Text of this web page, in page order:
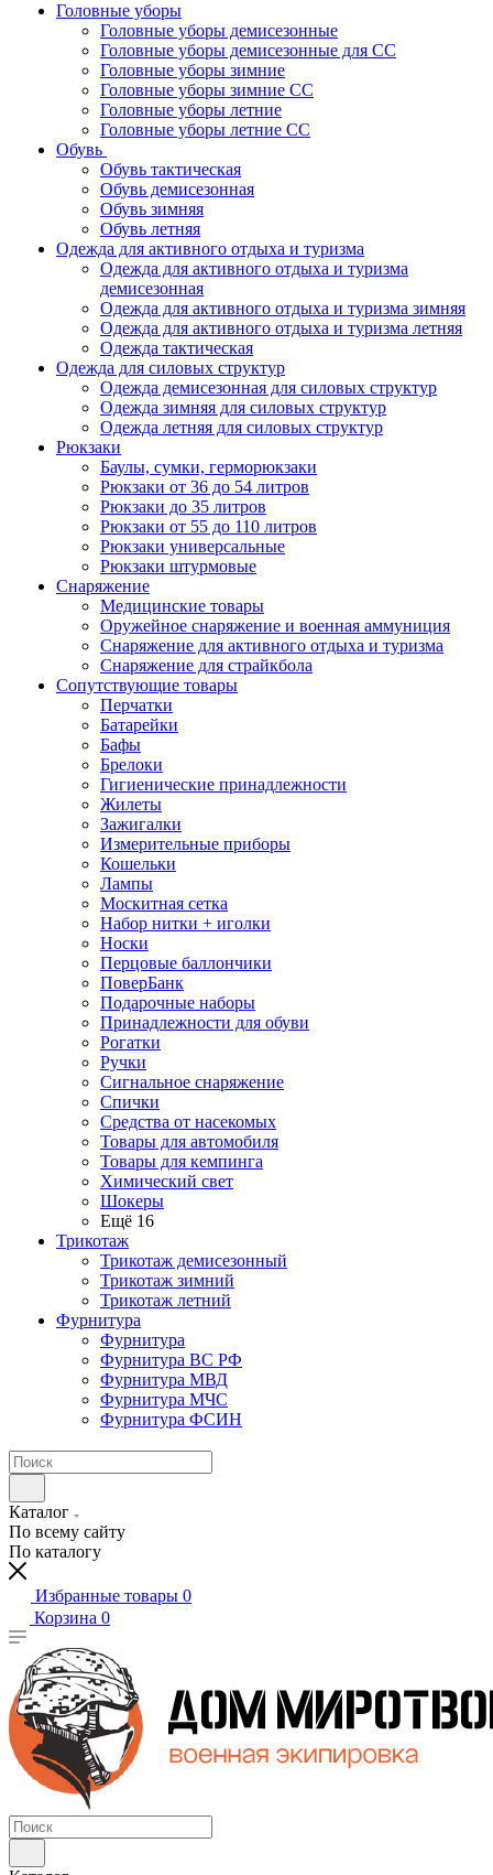
Головные уборы
Головные уборы демисезонные
Головные уборы демисезонные для СС
Головные уборы зимние
Головные уборы зимние СС
Головные уборы летние
Головные уборы летние СС
Обувь
Обувь тактическая
Обувь демисезонная
Обувь зимняя
Обувь летняя
Одежда для активного отдыха и туризма
Одежда для активного отдыха и туризма
демисезонная
Одежда для активного отдыха и туризма зимняя
Одежда для активного отдыха и туризма летняя
Одежда тактическая
Одежда для силовых структур
Одежда демисезонная для силовых структур
Одежда зимняя для силовых структур
Одежда летняя для силовых структур
Рюкзаки
Баулы, сумки, герморюкзаки
Рюкзаки от 36 до 54 литров
Рюкзаки до 35 литров
Рюкзаки от 55 до 110 литров
Рюкзаки универсальные
Рюкзаки штурмовые
Снаряжение
Медицинские товары
Оружейное снаряжение и военная аммуниция
Снаряжение для активного отдыха и туризма
Снаряжение для страйкбола
Сопутствующие товары
Перчатки
Батарейки
Бафы
Брелоки
Гигиенические принадлежности
Жилеты
Зажигалки
Измерительные приборы
Кошельки
Лампы
Москитная сетка
Набор нитки + иголки
Носки
Перцовые баллончики
ПоверБанк
Подарочные наборы
Принадлежности для обуви
Рогатки
Ручки
Сигнальное снаряжение
Спички
Средства от насекомых
Товары для автомобиля
Товары для кемпинга
Химический свет
Шокеры
Ещё 16
Трикотаж
Трикотаж демисезонный
Трикотаж зимний
Трикотаж летний
Фурнитура
Фурнитура
Фурнитура ВС РФ
Фурнитура МВД
Фурнитура МЧС
Фурнитура ФСИН
Каталог
По всему сайту
По каталогу
Избранные товары 0
Корзина 0